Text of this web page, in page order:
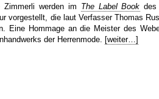
werden im The Label Book
vorgestellt, die laut Verfasser Thomas
Eine Hommage an die Meister des
der Herrenmode. [weiter…]